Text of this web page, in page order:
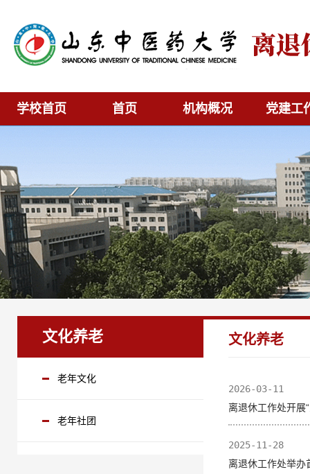
学校首页 首页 机构概况 党建工
文化养老
老年文化
老年社团
文化养老
2026-03-11
离退休工作处开展
2025-11-28
离退休工作处举办